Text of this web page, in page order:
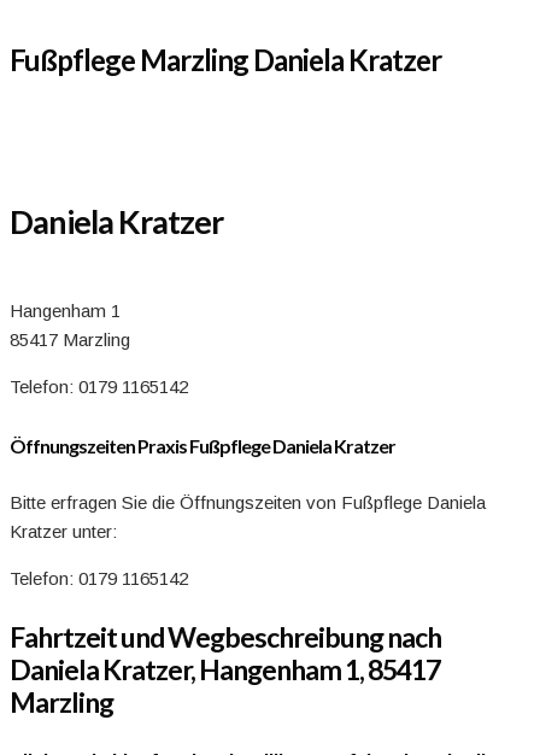
Fußpflege Marzling Daniela Kratzer
Daniela Kratzer
Hangenham 1
85417 Marzling
Telefon: 0179 1165142
Öffnungszeiten Praxis Fußpflege Daniela Kratzer
Bitte erfragen Sie die Öffnungszeiten von Fußpflege Daniela
Kratzer unter:
Telefon: 0179 1165142
Fahrtzeit und Wegbeschreibung nach
Daniela Kratzer, Hangenham 1, 85417
Marzling